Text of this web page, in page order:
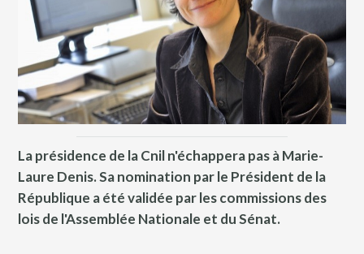
La présidence de la Cnil n'échappera pas à Marie-
Laure Denis. Sa nomination par le Président de la
République a été validée par les commissions des
lois de l'Assemblée Nationale et du Sénat.